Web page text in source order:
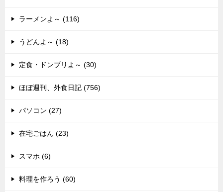
ラーメンよ～ (116)
うどんよ～ (18)
定食・ドンブリよ～ (30)
ほぼ週刊、外食日記 (756)
パソコン (27)
在宅ごはん (23)
スマホ (6)
料理を作ろう (60)